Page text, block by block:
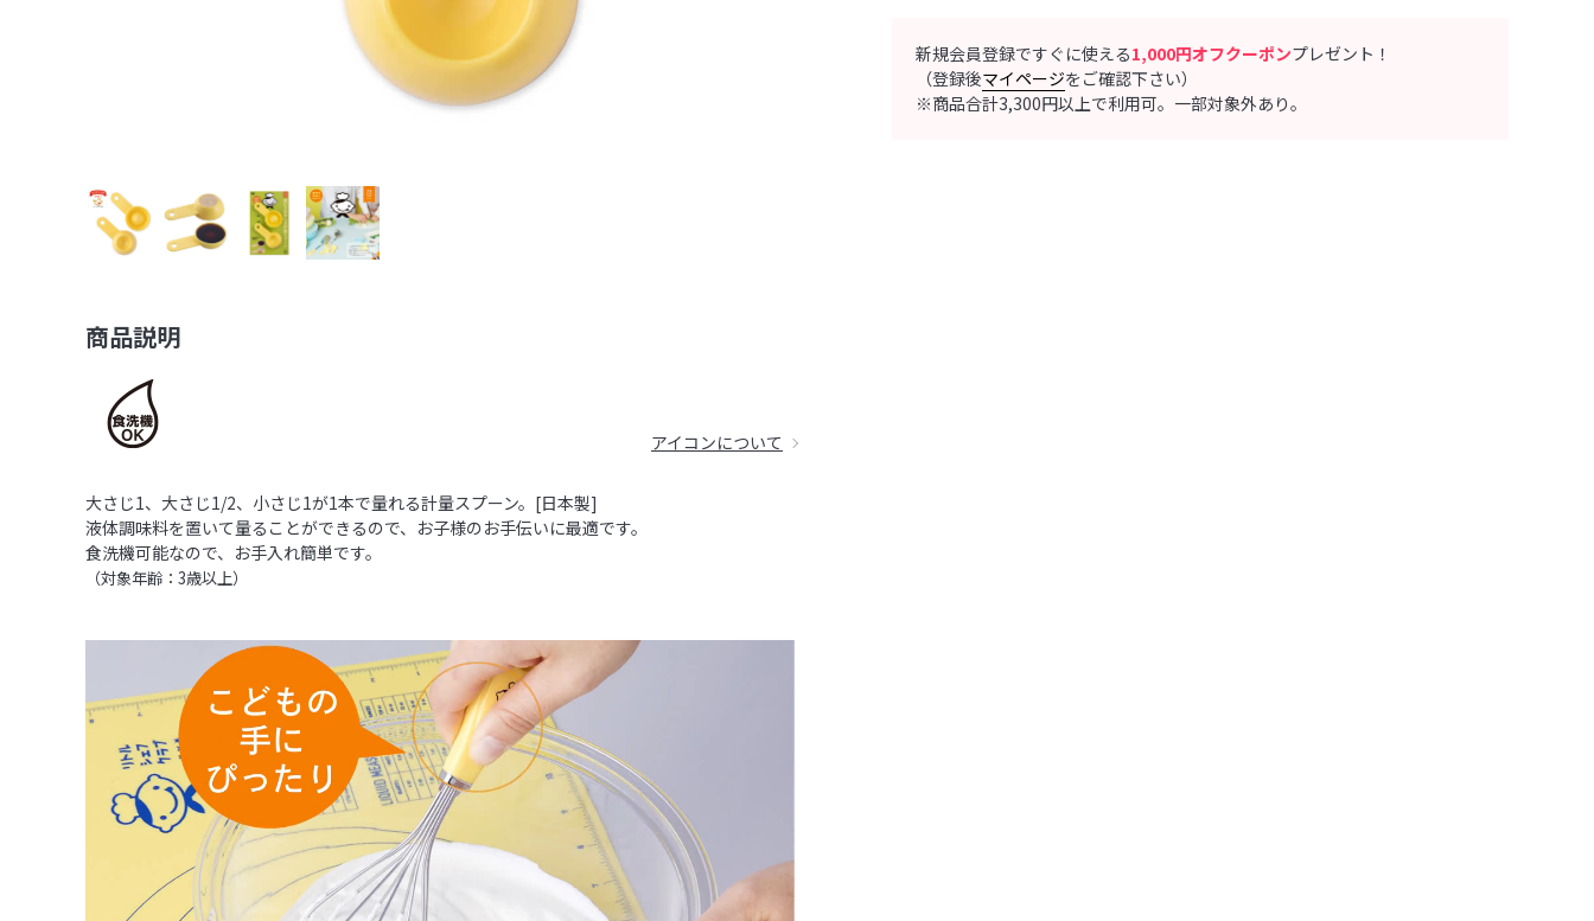
商品説明
アイコンについて
大さじ1、大さじ1/2、小さじ1が1本で量れる計量スプーン。[日本製]
液体調味料を置いて量ることができるので、お子様のお手伝いに最適です。
食洗機可能なので、お手入れ簡単です。
（対象年齢：3歳以上）
新規会員登録ですぐに使える1,000円オフクーポンプレゼント！
（登録後マイページをご確認下さい）
※商品合計3,300円以上で利用可。一部対象外あり。